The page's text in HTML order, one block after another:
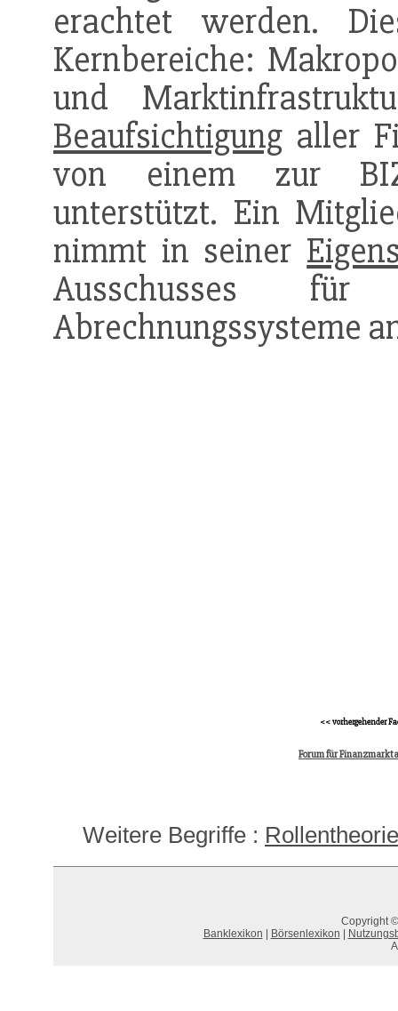
erachtet werden.
Kernbereiche:
und
Beaufsichtigung aller
von einem zur
unterstützt. Ein
nimmt in seiner
Ausschusses für
Abrechnungssysteme
<< vorhergehender
Forum für
Weitere Begriffe : Rollentheorie
Copyright
Banklexikon
Börsenlexikon